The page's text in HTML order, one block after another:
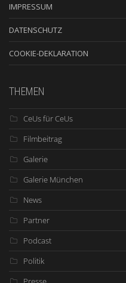
IMPRESSUM
DATENSCHUTZ
COOKIE-DEKLARATION
THEMEN
CeUs für CeUs
Filmbeitrag
Galerie
Galerie München
News
Partner
Podcast
Politik